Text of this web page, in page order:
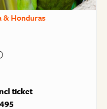
& Honduras
ticket